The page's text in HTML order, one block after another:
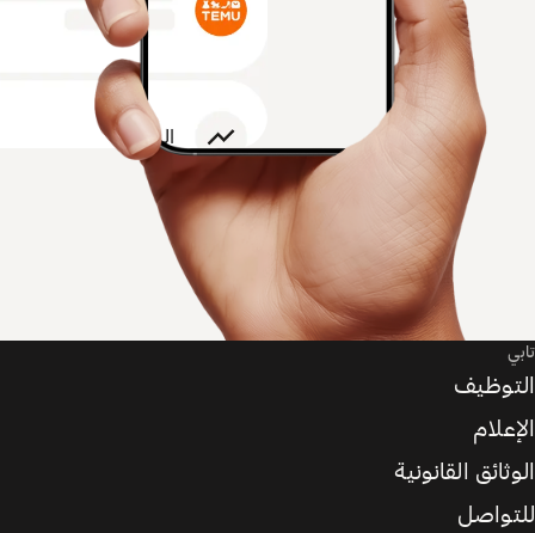
تابي
التوظيف
الإعلام
الوثائق القانونية
للتواصل